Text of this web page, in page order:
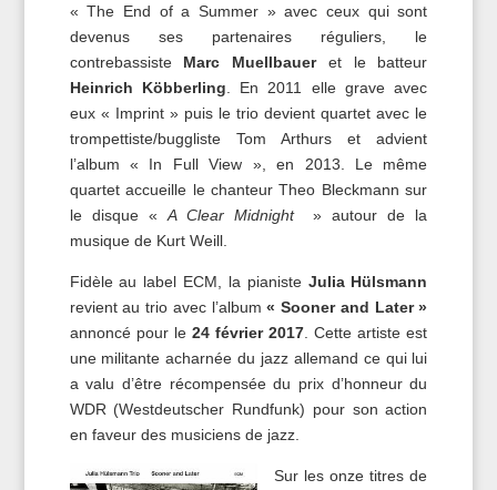
« The End of a Summer » avec ceux qui sont
devenus ses partenaires réguliers, le
contrebassiste Marc Muellbaueret le batteur
Heinrich Köbberling . En 2011 elle grave avec
eux « Imprint » puis le trio devient quartet avec le
trompettiste/buggliste Tom Arthurs et advient
l’album « In Full View », en 2013. Le même
quartet accueille le chanteur Theo Bleckmann sur
le disque « A Clear Midnight» autour de la
musique de Kurt Weill.
Fidèle au label ECM, la pianiste Julia Hülsmann
revient au trio avec l’album« Sooner and Later »
annoncé pour le 24 février 2017 . Cette artiste est
une militante acharnée du jazz allemand ce qui lui
a valu d’être récompensée du prix d’honneur du
WDR (Westdeutscher Rundfunk) pour son action
en faveur des musiciens de jazz.
Sur les onze titres de